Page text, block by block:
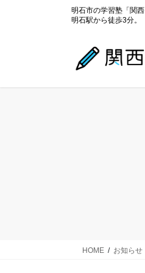
明石市の学習塾「関
明石駅から徒歩3分。
HOME お知らせ